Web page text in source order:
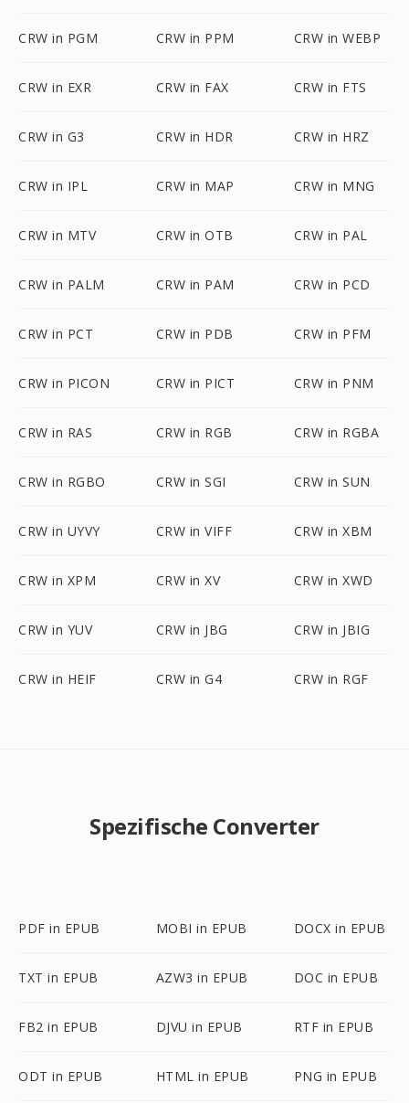
CRW in PGM CRW in PPM CRW in WEBP
CRW in EXR CRW in FAX CRW in FTS
CRW in G3 CRW in HDR CRW in HRZ
CRW in IPL CRW in MAP CRW in MNG
CRW in MTV CRW in OTB CRW in PAL
CRW in PALM CRW in PAM CRW in PCD
CRW in PCT CRW in PDB CRW in PFM
CRW in PICON CRW in PICT CRW in PNM
CRW in RAS CRW in RGB CRW in RGBA
CRW in RGBO CRW in SGI CRW in SUN
CRW in UYVY CRW in VIFF CRW in XBM
CRW in XPM CRW in XV CRW in XWD
CRW in YUV CRW in JBG CRW in JBIG
CRW in HEIF CRW in G4 CRW in RGF
Spezifische Converter
PDF in EPUB MOBI in EPUB DOCX in EPUB
TXT in EPUB AZW3 in EPUB DOC in EPUB
FB2 in EPUB DJVU in EPUB RTF in EPUB
ODT in EPUB HTML in EPUB PNG in EPUB